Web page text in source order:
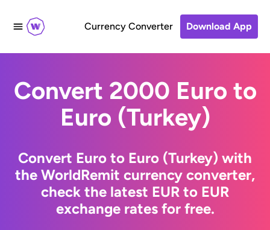
Currency Converter Download App
Convert 2000 Euro to
Euro (Turkey)
Convert Euro to Euro (Turkey) with
the WorldRemit currency converter,
check the latest EUR to EUR
exchange rates for free.